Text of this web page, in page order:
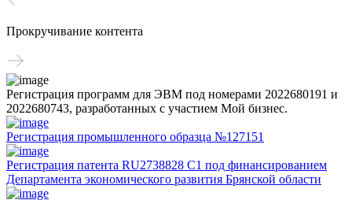
Прокручивание контента
Регистрация программ для ЭВМ под номерами 2022680191 и
2022680743, разработанных с участием Мой бизнес.
Регистрация промышленного образца №127151
Регистрация патента RU2738828 C1 под финансированием
Департамента экономического развития Брянской области